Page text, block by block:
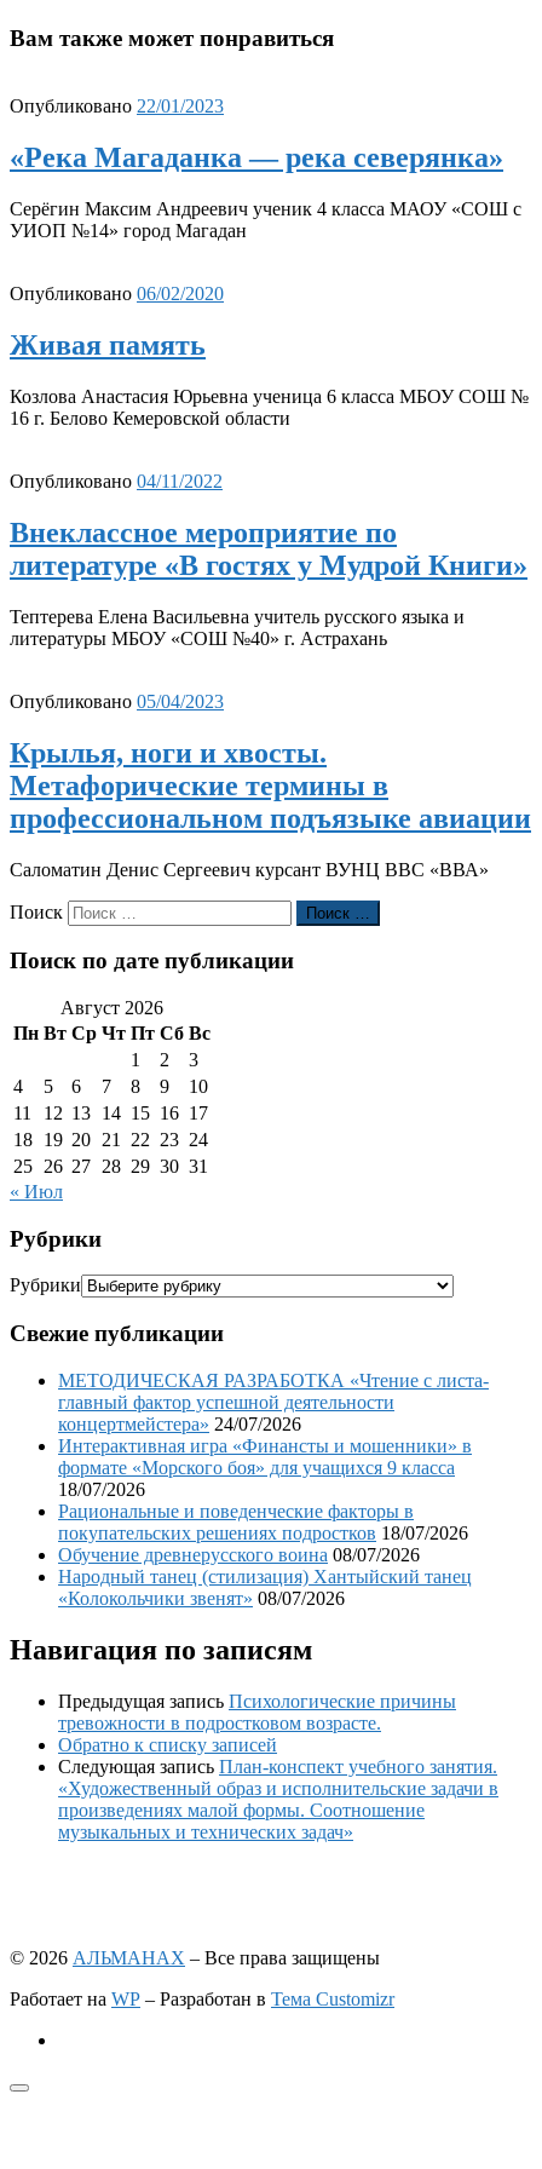
Вам также может понравиться
Опубликовано 22/01/2023
«Река Магаданка — река северянка»
Серёгин Максим Андреевич ученик 4 класса МАОУ «СОШ с
УИОП №14» город Магадан
Опубликовано 06/02/2020
Живая память
Козлова Анастасия Юрьевна ученица 6 класса МБОУ СОШ №
16 г. Белово Кемеровской области
Опубликовано 04/11/2022
Внеклассное мероприятие по
литературе «В гостях у Мудрой Книги»
Тептерева Елена Васильевна учитель русского языка и
литературы МБОУ «СОШ №40» г. Астрахань
Опубликовано 05/04/2023
Крылья, ноги и хвосты.
Метафорические термины в
профессиональном подъязыке авиации
Саломатин Денис Сергеевич курсант ВУНЦ ВВС «ВВА»
Поиск Поиск …
Поиск по дате публикации
Август 2026
Пн Вт Ср Чт Пт Сб Вс
1
2
3
4
5 6 7 8 9
10
11
12 13 14 15 16 17
18 19 20 21 22 23 24
25 26 27 28 29 30 31
« Июл
Рубрики
Рубрики
Свежие публикации
МЕТОДИЧЕСКАЯ РАЗРАБОТКА «Чтение с листа-
главный фактор успешной деятельности
концертмейстера» 24/07/2026
Интерактивная игра «Финансты и мошенники» в
формате «Морского боя» для учащихся 9 класса
18/07/2026
Рациональные и поведенческие факторы в
покупательских решениях подростков 18/07/2026
Обучение древнерусского воина 08/07/2026
Народный танец (стилизация) Хантыйский танец
«Колокольчики звенят» 08/07/2026
Навигация по записям
Предыдущая запись Психологические причины
тревожности в подростковом возрасте.
Обратно к списку записей
Следующая запись План-конспект учебного занятия.
«Художественный образ и исполнительские задачи в
произведениях малой формы. Соотношение
музыкальных и технических задач»
© 2026 АЛЬМАНАХ – Все права защищены
Работает на WP – Разработан в Тема Customizr